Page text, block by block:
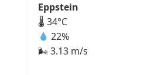
Eppstein
🌡 34°C
22%
🌬 3.13 m/s